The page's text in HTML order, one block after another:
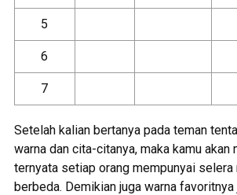
5
6
7
Setelah kalian bertanya pada teman
warna dan cita-citanya, maka kamu akan
ternyata setiap orang mempunyai selera
berbeda. Demikian juga warna favoritnya